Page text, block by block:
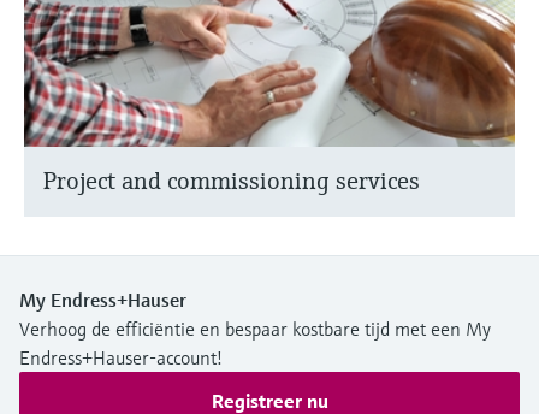
Project and commissioning services
My Endress+Hauser
Verhoog de efficiëntie en bespaar kostbare tijd met een My
Endress+Hauser-account!
Registreer nu